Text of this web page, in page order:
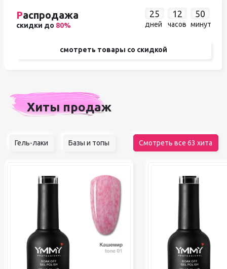
Распродажа
скидки до 80%
25
дней
12
часов
50
минут
смотреть товары со скидкой
Хиты продаж
Гель-лаки Базы и топы Смотреть все 63 хита